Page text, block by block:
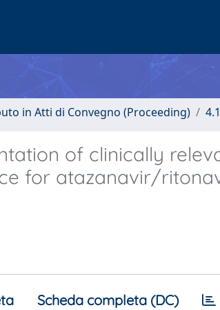
in Atti di Convegno (Proceeding)
of clinically
for atazanavir/
Scheda completa (DC)